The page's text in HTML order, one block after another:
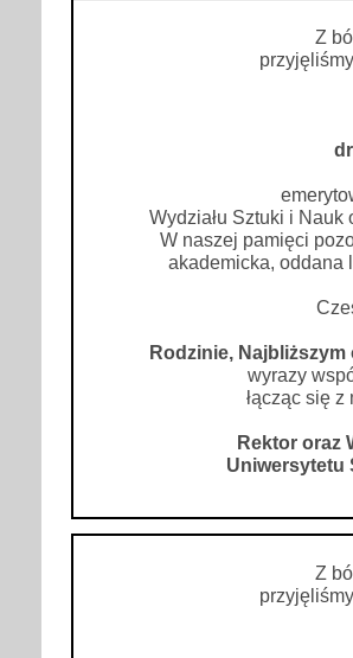
Z
Wydziału Sztuki i
W naszej pamięci
akademicka, oddana
Rodzinie, Najbliższym
wyrazy
łącząc się
Rektor oraz
Uniwersytetu
Z